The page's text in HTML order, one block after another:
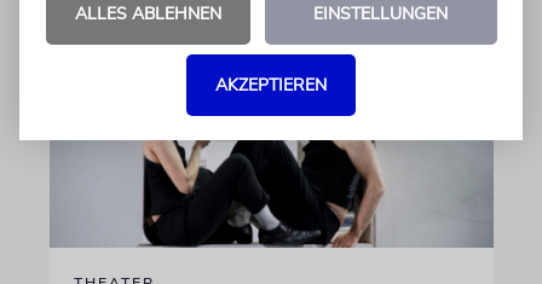
ALLES ABLEHNEN EINSTELLUNGEN
AKZEPTIEREN